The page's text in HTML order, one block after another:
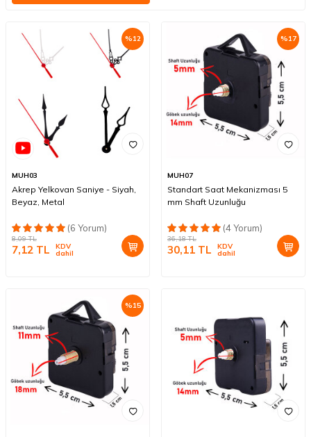
%12
MUH03
Akrep Yelkovan Saniye - Siyah,
Beyaz, Metal
(6 Yorum)
8,09TL
7,12 TL KDV
dahil
%17
MUH07
Standart Saat Mekanizması 5
mm Shaft Uzunluğu
(4 Yorum)
36,18TL
30,11 TL KDV
dahil
%15